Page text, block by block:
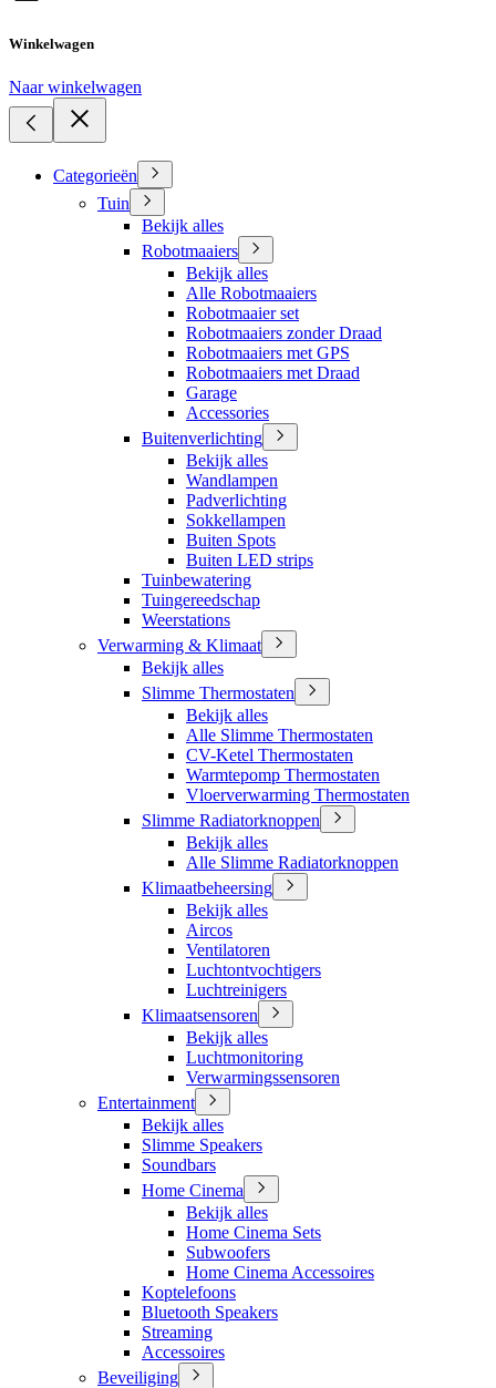
Winkelwagen
Naar winkelwagen
Categorieën
Tuin
Bekijk alles
Robotmaaiers
Bekijk alles
Alle Robotmaaiers
Robotmaaier set
Robotmaaiers zonder Draad
Robotmaaiers met GPS
Robotmaaiers met Draad
Garage
Accessories
Buitenverlichting
Bekijk alles
Wandlampen
Padverlichting
Sokkellampen
Buiten Spots
Buiten LED strips
Tuinbewatering
Tuingereedschap
Weerstations
Verwarming & Klimaat
Bekijk alles
Slimme Thermostaten
Bekijk alles
Alle Slimme Thermostaten
CV-Ketel Thermostaten
Warmtepomp Thermostaten
Vloerverwarming Thermostaten
Slimme Radiatorknoppen
Bekijk alles
Alle Slimme Radiatorknoppen
Klimaatbeheersing
Bekijk alles
Aircos
Ventilatoren
Luchtontvochtigers
Luchtreinigers
Klimaatsensoren
Bekijk alles
Luchtmonitoring
Verwarmingssensoren
Entertainment
Bekijk alles
Slimme Speakers
Soundbars
Home Cinema
Bekijk alles
Home Cinema Sets
Subwoofers
Home Cinema Accessoires
Koptelefoons
Bluetooth Speakers
Streaming
Accessoires
Beveiliging